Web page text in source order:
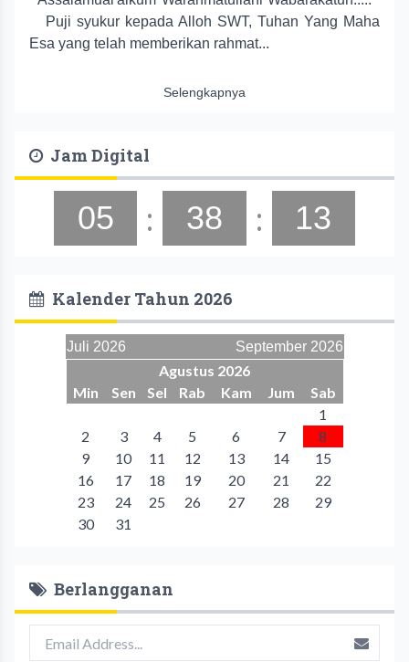
Puji syukur kepada Alloh SWT, Tuhan Yang Maha
Esa yang telah memberikan rahmat...
Selengkapnya
Jam Digital
05 : 38 : 13
Kalender Tahun 2026
Juli 2026 September 2026
Agustus 2026
Min
Sen Sel Rab Kam Jum
Sab
1
2
3 4 5 6 7
8
9
10 11 12 13 14
15
16
17 18 19 20 21
22
23
24 25 26 27 28
29
30
31
Berlangganan